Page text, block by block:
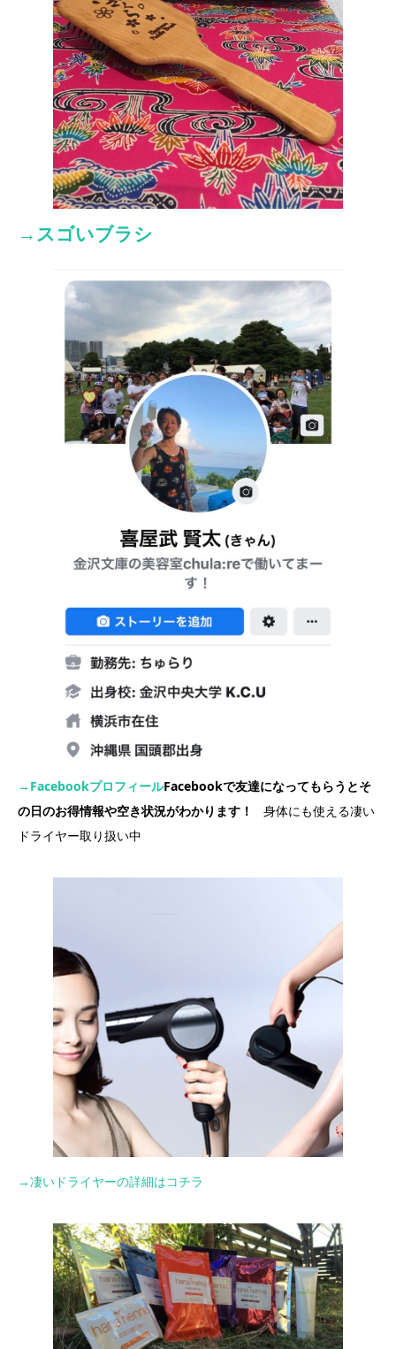
→スゴいブラシ
→FacebookプロフィールFacebookで友達になってもらうとそ
の日のお得情報や空き状況がわかります！
身体にも使える凄い
ドライヤー取り扱い中
→凄いドライヤーの詳細はコチラ